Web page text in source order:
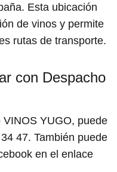
Esta ubicación
de vinos y permite
rutas de transporte.
con Despacho
YUGO, puede
47. También puede
en el enlace